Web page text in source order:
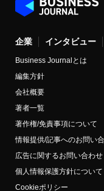
企業 インタビュー
Business Journalとは
編集方針
会社概要
著者一覧
著作権/免責事項について
情報提供/記事へのお問い
広告に関するお問い合わせ
個人情報保護方針について
Cookieポリシー